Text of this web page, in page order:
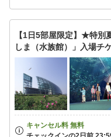
【1日5部屋限定】★特別
しま（水族館）」入場チ